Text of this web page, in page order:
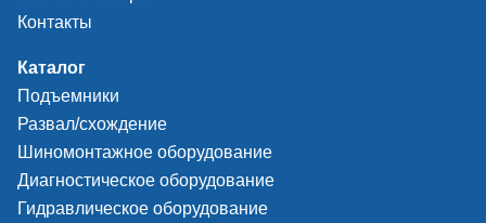
Контакты
Каталог
Подъемники
Развал/схождение
Шиномонтажное оборудование
Диагностическое оборудование
Гидравлическое оборудование